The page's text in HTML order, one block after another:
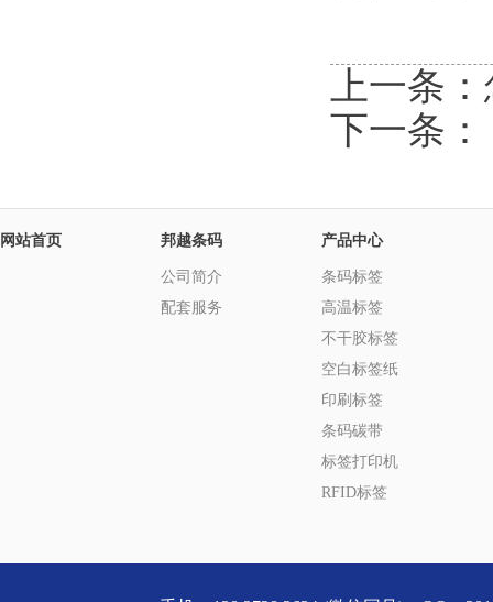
上一条：
下一条：
网站首页 邦越条码
公司简介
配套服务
产品中心
条码标签
高温标签
不干胶标签
空白标签纸
印刷标签
条码碳带
标签打印机
RFID标签